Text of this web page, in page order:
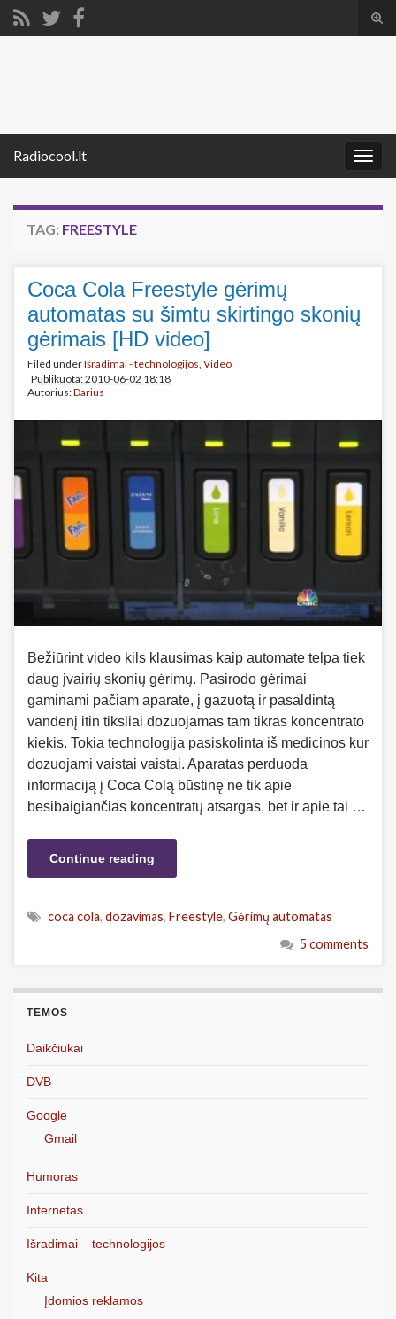
Radiocool.lt
TAG: FREESTYLE
Coca Cola Freestyle gėrimų
automatas su šimtu skirtingo skonių
gėrimais [HD video]
Filed underIšradimai - technologijos, Video
Publikuota: 2010-06-02 18:18
Autorius:Darius
Bežiūrint video kils klausimas kaip automate telpa tiek
daug įvairių skonių gėrimų. Pasirodo gėrimai
gaminami pačiam aparate, į gazuotą ir pasaldintą
vandenį itin tiksliai dozuojamas tam tikras koncentrato
kiekis. Tokia technologija pasiskolinta iš medicinos kur
dozuojami vaistai vaistai. Aparatas perduoda
informaciją į Coca Colą būstinę ne tik apie
besibaigiančias koncentratų atsargas, bet ir apie tai …
Continue reading
coca cola, dozavimas, Freestyle, Gėrimų automatas
5 comments
TEMOS
Daikčiukai
DVB
Google
Gmail
Humoras
Internetas
Išradimai – technologijos
Kita
Įdomios reklamos